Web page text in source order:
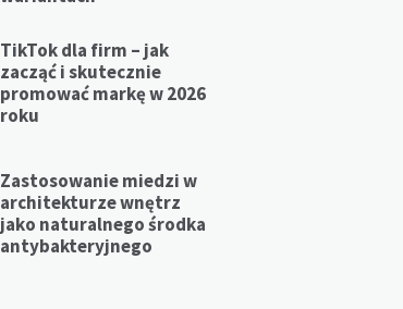
TikTok dla firm – jak
zacząć i skutecznie
promować markę w 2026
roku
Zastosowanie miedzi w
architekturze wnętrz
jako naturalnego środka
antybakteryjnego